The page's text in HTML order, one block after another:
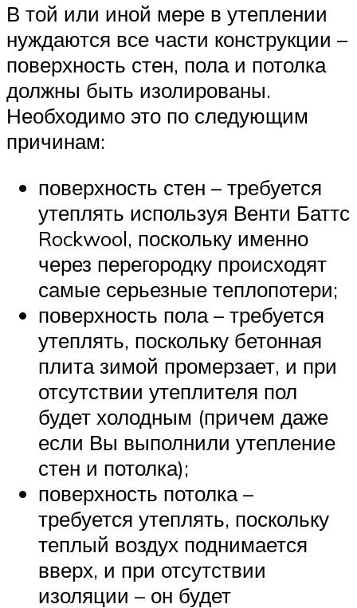
В той или иной мере в утеплении
нуждаются все части конструкции –
поверхность стен, пола и потолка
должны быть изолированы.
Необходимо это по следующим
причинам:
поверхность стен – требуется
утеплять используя Венти Баттс
Rockwool, поскольку именно
через перегородку происходят
самые серьезные теплопотери;
поверхность пола – требуется
утеплять, поскольку бетонная
плита зимой промерзает, и при
отсутствии утеплителя пол
будет холодным (причем даже
если Вы выполнили утепление
стен и потолка);
поверхность потолка –
требуется утеплять, поскольку
теплый воздух поднимается
вверх, и при отсутствии
изоляции – он будет